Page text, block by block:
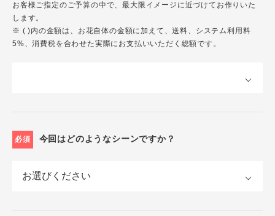
お客様ご指定のご予算の中で、最大限イメージに近づけてお作りいた
します。
※ ( )内の金額は、お花自体の金額に加えて、送料、システム利用料
5%、消費税を合わせた実際にお支払いいただく総額です。
必須 今回はどのようなシーンですか？